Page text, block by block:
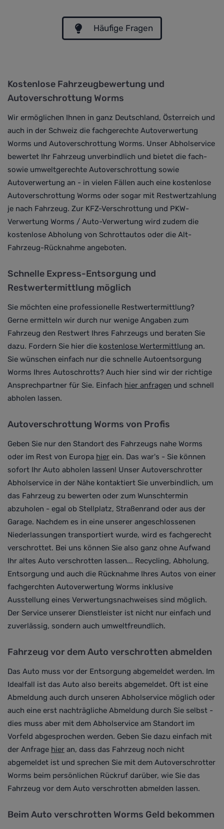
Häufige Fragen
Kostenlose Fahrzeugbewertung und
Autoverschrottung Worms
Wir ermöglichen Ihnen in ganz Deutschland, Österreich und
auch in der Schweiz die fachgerechte Autoverwertung
Worms und Autoverschrottung Worms. Unser Abholservice
bewertet Ihr Fahrzeug unverbindlich und bietet die fach-
sowie umweltgerechte Autoverschrottung sowie
Autoverwertung an - in vielen Fällen auch eine kostenlose
Autoverschrottung Worms oder sogar mit Restwertzahlung
je nach Fahrzeug. Zur KFZ-Verschrottung und PKW-
Verwertung Worms / Auto-Verwertung wird zudem die
kostenlose Abholung von Schrottautos oder die Alt-
Fahrzeug-Rücknahme angeboten.
Schnelle Express-Entsorgung und
Restwertermittlung möglich
Sie möchten eine professionelle Restwertermittlung?
Gerne ermitteln wir durch nur wenige Angaben zum
Fahrzeug den Restwert Ihres Fahrzeugs und beraten Sie
dazu. Fordern Sie hier die kostenlose Wertermittlung an.
Sie wünschen einfach nur die schnelle Autoentsorgung
Worms Ihres Autoschrotts? Auch hier sind wir der richtige
Ansprechpartner für Sie. Einfach hier anfragen und schnell
abholen lassen.
Autoverschrottung Worms von Profis
Geben Sie nur den Standort des Fahrzeugs nahe Worms
oder im Rest von Europa hier ein. Das war's - Sie können
sofort Ihr Auto abholen lassen! Unser Autoverschrotter
Abholservice in der Nähe kontaktiert Sie unverbindlich, um
das Fahrzeug zu bewerten oder zum Wunschtermin
abzuholen - egal ob Stellplatz, Straßenrand oder aus der
Garage. Nachdem es in eine unserer angeschlossenen
Niederlassungen transportiert wurde, wird es fachgerecht
verschrottet. Bei uns können Sie also ganz ohne Aufwand
Ihr altes Auto verschrotten lassen... Recycling, Abholung,
Entsorgung und auch die Rücknahme Ihres Autos von einer
fachgerchten Autoverwertung Worms inklusive
Ausstellung eines Verwertungsnachweises sind möglich.
Der Service unserer Dienstleister ist nicht nur einfach und
zuverlässig, sondern auch umweltfreundlich.
Fahrzeug vor dem Auto verschrotten abmelden
Das Auto muss vor der Entsorgung abgemeldet werden. Im
Idealfall ist das Auto also bereits abgemeldet. Oft ist eine
Abmeldung auch durch unseren Abholservice möglich oder
auch eine erst nachträgliche Abmeldung durch Sie selbst -
dies muss aber mit dem Abholservice am Standort im
Vorfeld abgesprochen werden. Geben Sie dazu einfach mit
der Anfrage hier an, dass das Fahrzeug noch nicht
abgemeldet ist und sprechen Sie mit dem Autoverschrotter
Worms beim persönlichen Rückruf darüber, wie Sie das
Fahrzeug vor dem Auto verschrotten abmelden lassen.
Beim Auto verschrotten Worms Geld bekommen